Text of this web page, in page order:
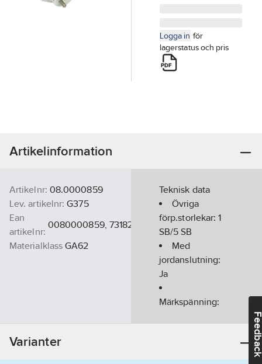
Logga in för
lagerstatus och pris
Artikelinformation
Artikelnr: 08.0000859
Lev. artikelnr: G375
Ean
artikelnr:
0080000859, 7318270008590
Materialklass GA62
Teknisk data
Övriga
förp.storlekar:1
SB/5 SB
Med
jordanslutning:
Ja
Märkspänning:
Kapslingsklass
Varianter